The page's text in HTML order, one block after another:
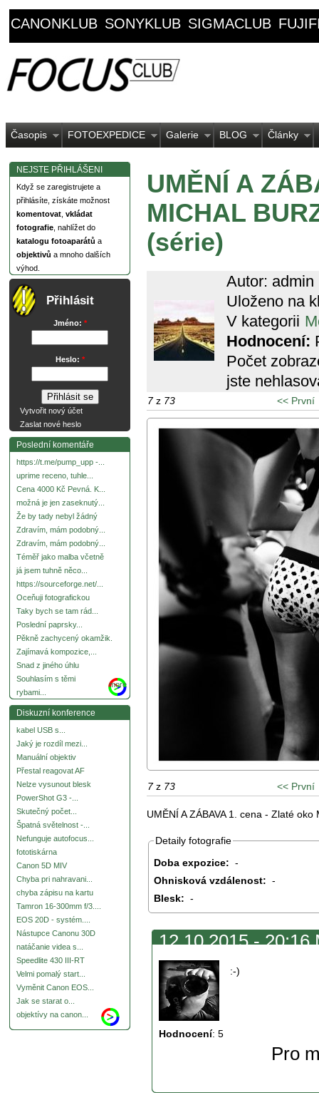
CANONKLUB SONYKLUB SIGMACLUB
Časopis FOTOEXPEDICE Galerie BLOG Články
NEJSTE PŘIHLÁŠENI
Když se zaregistrujete a
přihlásíte, získáte možnost
komentovat vkládat
fotografie , nahlížet do
katalogu fotoaparátů a
objektivů a mnoho dalších
výhod.
Přihlásit
Jméno: *
Heslo: *
Vytvořit nový účet
Zaslat nové heslo
Poslední komentáře
https://t.me/pump_upp -...
uprime receno, tuhle...
Cena 4000 Kč Pevná. K...
možná je jen zaseknutý...
Že by tady nebyl žádný
Zdravím, mám podobný...
Zdravím, mám podobný...
Téměř jako malba včetně
já jsem tuhně něco...
https://sourceforge.net/...
Oceňuji fotografickou
Taky bych se tam rád...
Poslední paprsky...
Pěkně zachycený okamžik.
Zajímavá kompozice,...
Snad z jiného úhlu
Souhlasím s těmi
rybami...
more
Diskuzní konference
kabel USB s...
Jaký je rozdíl mezi...
Manuální objektiv
Přestal reagovat AF
Nelze vysunout blesk
PowerShot G3 -...
Skutečný počet...
Špatná světelnost -...
Nefunguje autofocus...
fototiskárna
Canon 5D MIV
Chyba pri nahravani...
chyba zápisu na kartu
Tamron 16-300mm f/3....
EOS 20D - systém....
Nástupce Canonu 30D
natáčanie videa s...
Speedlite 430 III-RT
Velmi pomalý start...
Vyměnit Canon EOS...
Jak se starat o...
objektívy na canon...
UMĚNÍ A
MICHAL
(série)
Autor: admin
Uloženo na
V kategorii
Hodnocení:
Počet
jste
7z 73 << První
7z 73 << První
UMĚNÍ A ZÁBAVA 1. cena - Zlaté
Detaily fotografie
Doba expozice: -
Ohnisková vzdálenost: -
Blesk: -
12.10.2015 -
Hodnocení: 5
:-)
Pro